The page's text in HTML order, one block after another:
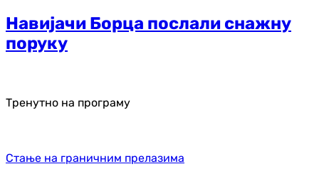
Навијачи Борца послали снажну
поруку
Тренутно на програму
Стање на граничним прелазима